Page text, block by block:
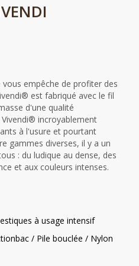
empêche de profiter des
est fabriqué avec le fil
d'une qualité
incroyablement
à l'usure et pourtant
gammes diverses, il y a un
: du ludique au dense, des
et aux couleurs intenses.
à usage intensif
/ Pile bouclée / Nylon